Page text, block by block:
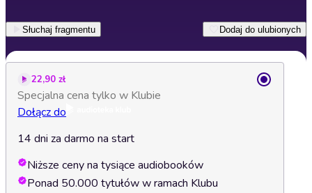
Słuchaj fragmentu Dodaj do ulubionych
22,90 zł
Specjalna cena tylko w Klubie
Dołącz do
14 dni za darmo na start
Niższe ceny na tysiące audiobooków
Ponad 50.000 tytułów w ramach Klubu